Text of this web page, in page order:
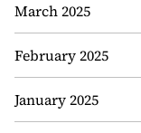
March 2025
February 2025
January 2025